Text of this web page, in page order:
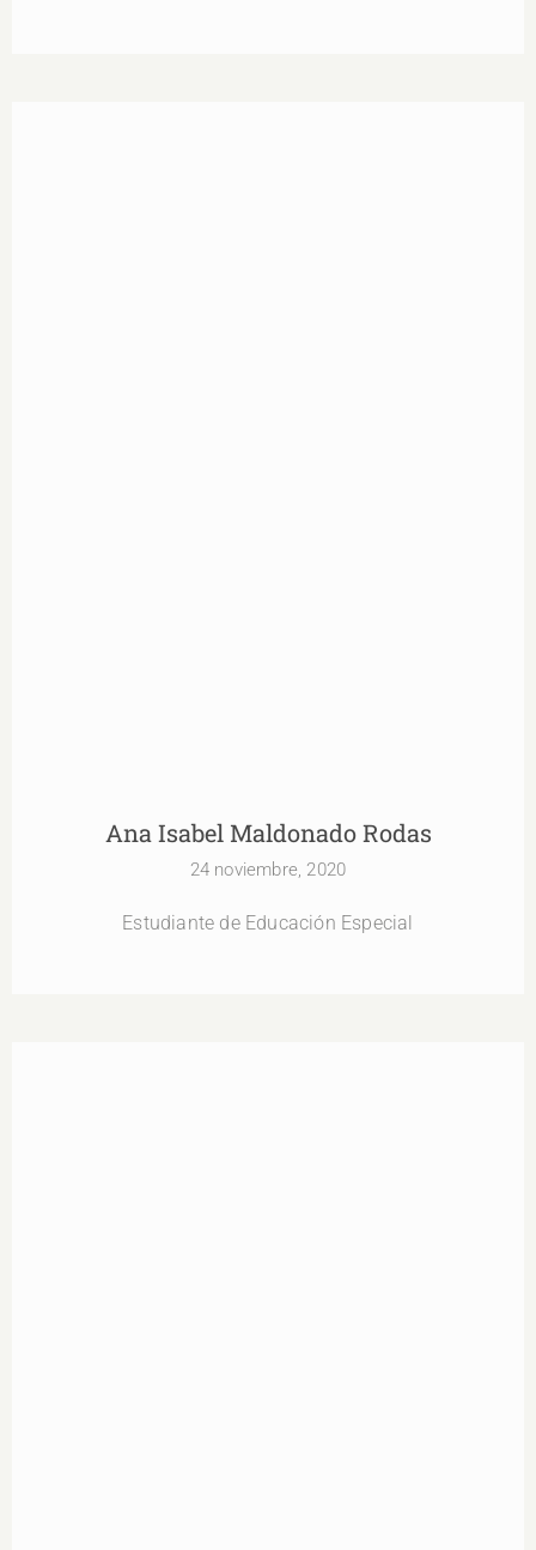
Ana Isabel Maldonado Rodas
24 noviembre, 2020
Estudiante de Educación Especial